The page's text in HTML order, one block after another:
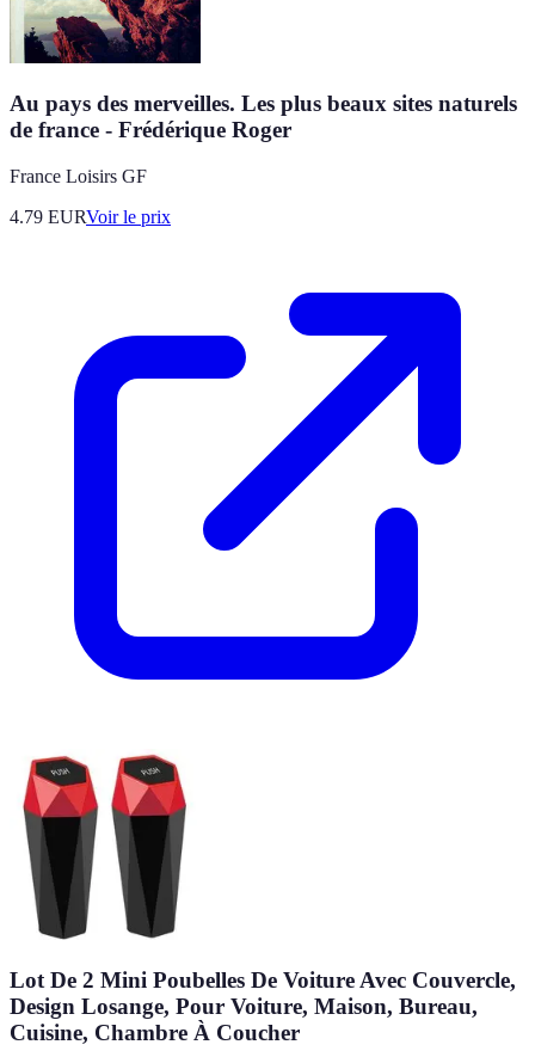
Au pays des merveilles. Les plus beaux sites naturels
de france - Frédérique Roger
France Loisirs GF
4.79 EURVoir le prix
Lot De 2 Mini Poubelles De Voiture Avec Couvercle,
Design Losange, Pour Voiture, Maison, Bureau,
Cuisine, Chambre À Coucher